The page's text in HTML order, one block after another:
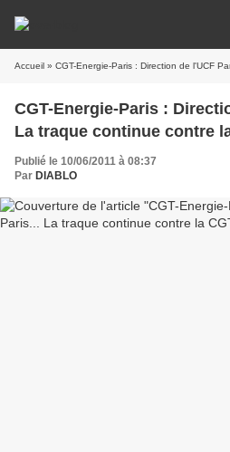
Accueil » CGT-Energie-Paris : Direction de l'UCF
CGT-Energie-Paris :
La traque continue contre
Publié le 10/06/2011 à 08:37
Par DIABLO